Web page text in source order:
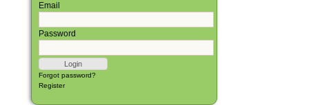
Email
Password
Forgot password?
Register